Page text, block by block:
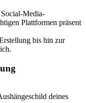
Media-
Plattformen präsent
bis hin zur
deines